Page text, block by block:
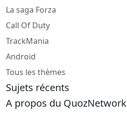
La saga Forza
Call Of Duty
TrackMania
Android
Tous les thèmes
Sujets récents
A propos du QuozNetwork